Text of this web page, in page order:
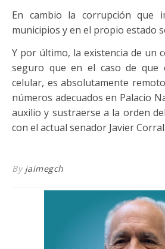
En cambio la corrupción que
municipios y en el propio estado
Y por último, la existencia de un
seguro que en el caso de que
celular, es absolutamente
números adecuados en Palacio
auxilio y sustraerse a la orden
con el actual senador Javier Corral.
By jaimegch